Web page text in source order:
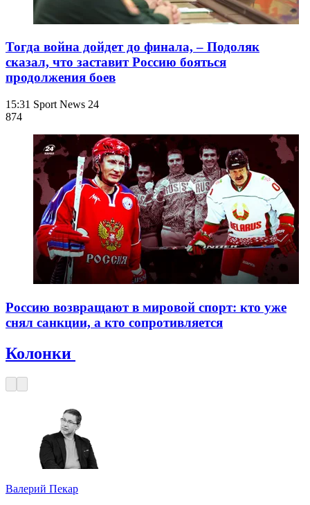
Тогда война дойдет до финала, – Подоляк
сказал, что заставит Россию бояться
продолжения боев
15:31 Sport News 24
874
Россию возвращают в мировой спорт: кто уже
снял санкции, а кто сопротивляется
Колонки
Валерий Пекар